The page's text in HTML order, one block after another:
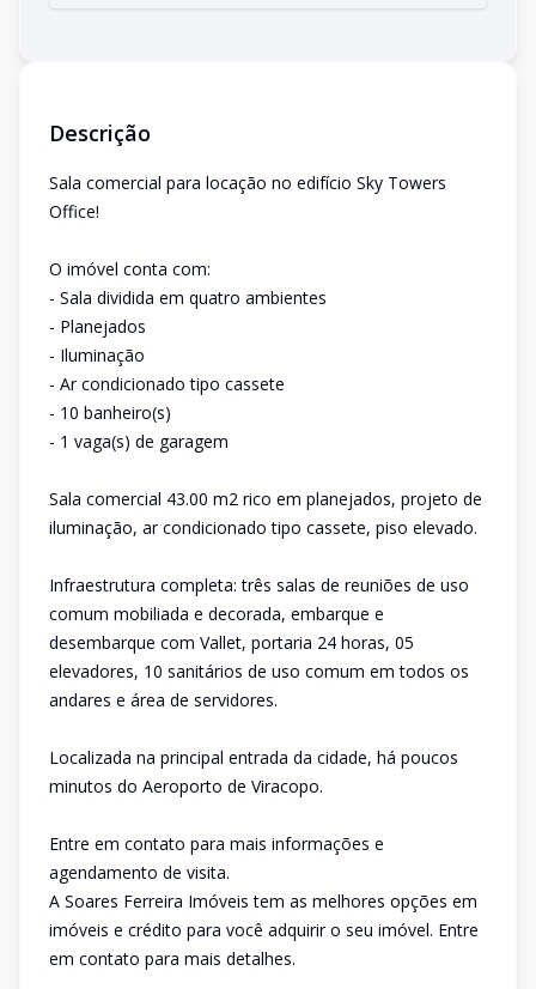
Descrição
Sala comercial para locação no edifício Sky Towers
Office!
O imóvel conta com:
- Sala dividida em quatro ambientes
- Planejados
- Iluminação
- Ar condicionado tipo cassete
- 10 banheiro(s)
- 1 vaga(s) de garagem
Sala comercial 43.00 m2 rico em planejados, projeto de
iluminação, ar condicionado tipo cassete, piso elevado.
Infraestrutura completa: três salas de reuniões de uso
comum mobiliada e decorada, embarque e
desembarque com Vallet, portaria 24 horas, 05
elevadores, 10 sanitários de uso comum em todos os
andares e área de servidores.
Localizada na principal entrada da cidade, há poucos
minutos do Aeroporto de Viracopo.
Entre em contato para mais informações e
agendamento de visita.
A Soares Ferreira Imóveis tem as melhores opções em
imóveis e crédito para você adquirir o seu imóvel. Entre
em contato para mais detalhes.